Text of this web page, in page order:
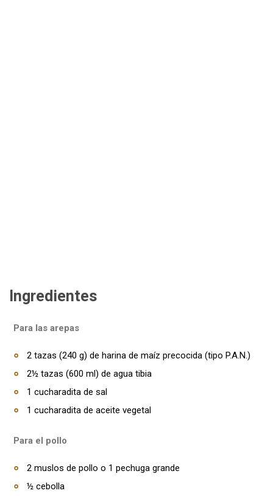
Ingredientes
Para las arepas
2 tazas (240 g) de harina de maíz precocida (tipo P.A.N.)
2½ tazas (600 ml) de agua tibia
1 cucharadita de sal
1 cucharadita de aceite vegetal
Para el pollo
2 muslos de pollo o 1 pechuga grande
½ cebolla